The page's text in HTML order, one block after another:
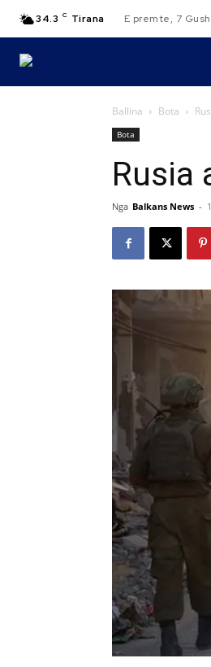
34.3 C Tirana E premte, 7
Ballina Bota
Bota
Rusia
Nga Balkans News -